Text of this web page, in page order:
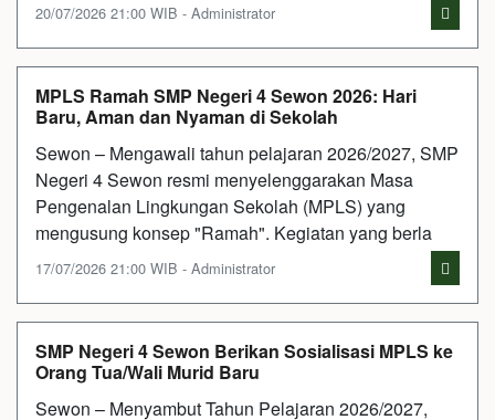
20/07/2026 21:00 WIB - Administrator
MPLS Ramah SMP Negeri 4 Sewon 2026: Hari
Baru, Aman dan Nyaman di Sekolah
Sewon – Mengawali tahun pelajaran 2026/2027, SMP
Negeri 4 Sewon resmi menyelenggarakan Masa
Pengenalan Lingkungan Sekolah (MPLS) yang
mengusung konsep "Ramah". Kegiatan yang berla
17/07/2026 21:00 WIB - Administrator
SMP Negeri 4 Sewon Berikan Sosialisasi MPLS ke
Orang Tua/Wali Murid Baru
Sewon – Menyambut Tahun Pelajaran 2026/2027,